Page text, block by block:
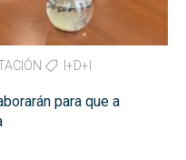
I+D+I
para que a